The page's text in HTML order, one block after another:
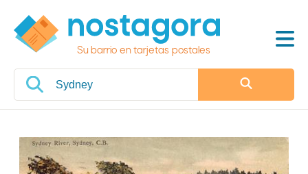
Su barrio en tarjetas postales